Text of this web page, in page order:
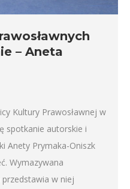
– Aneta
Kultury Prawosławnej w
spotkanie autorskie i
Anety Prymaka-Oniszk
Wymazywana
przedstawia w niej